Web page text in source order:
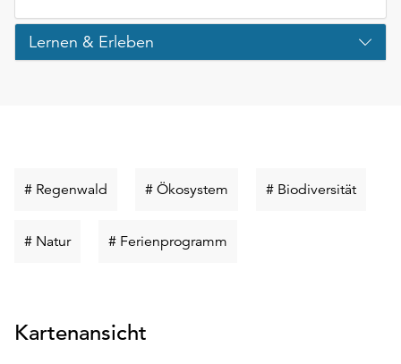
Lernen & Erleben
# Regenwald Schlüsselwort
# Ökosystem Schlüsselwort
# Biodiversität
# NaturSchlüsselwort
# Ferienprogramm
Kartenansicht